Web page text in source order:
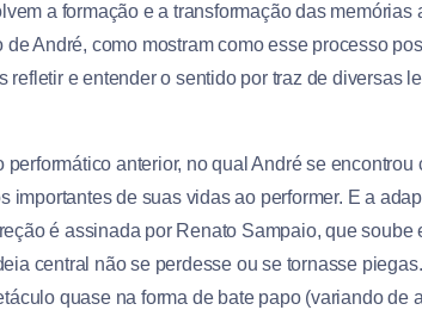
a formação e a transformação das memórias
André, como mostram como esse processo
refletir e entender o sentido por traz de diversas
anterior, no qual André se
importantes de suas vidas ao performer. E a
é assinada por Renato Sampaio, que soube
central não se perdesse ou se tornasse
quase na forma de bate papo (variando de